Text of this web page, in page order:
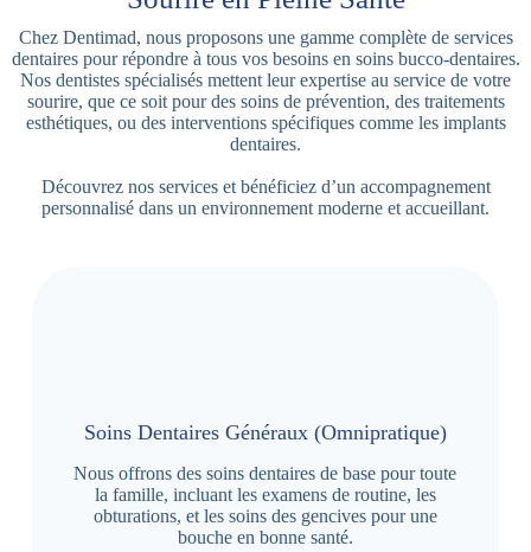
Chez Dentimad, nous proposons une gamme complète de services
dentaires pour répondre à tous vos besoins en soins bucco-dentaires.
Nos dentistes spécialisés mettent leur expertise au service de votre
sourire, que ce soit pour des soins de prévention, des traitements
esthétiques, ou des interventions spécifiques comme les implants
dentaires.
Découvrez nos services et bénéficiez d’un accompagnement
personnalisé dans un environnement moderne et accueillant.
Soins Dentaires Généraux (Omnipratique)
Nous offrons des soins dentaires de base pour toute
la famille, incluant les examens de routine, les
obturations, et les soins des gencives pour une
bouche en bonne santé.